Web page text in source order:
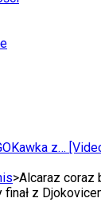
Kawka z…
>Alcaraz coraz
finał z